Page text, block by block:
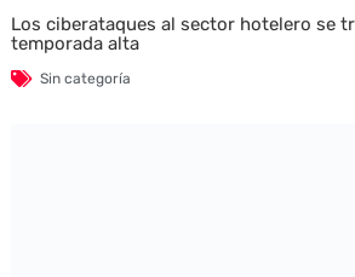
Los ciberataques al sector hotelero se
temporada alta
Sin categoría